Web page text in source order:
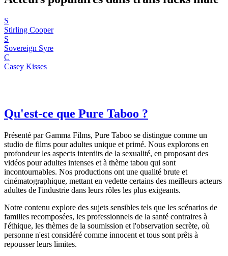
S
Stirling Cooper
S
Sovereign Syre
C
Casey Kisses
Qu'est-ce que Pure Taboo ?
Présenté par Gamma Films, Pure Taboo se distingue comme un
studio de films pour adultes unique et primé. Nous explorons en
profondeur les aspects interdits de la sexualité, en proposant des
vidéos pour adultes intenses et à thème tabou qui sont
incontournables. Nos productions ont une qualité brute et
cinématographique, mettant en vedette certains des meilleurs acteurs
adultes de l'industrie dans leurs rôles les plus exigeants.
Notre contenu explore des sujets sensibles tels que les scénarios de
familles recomposées, les professionnels de la santé contraires à
l'éthique, les thèmes de la soumission et l'observation secrète, où
personne n'est considéré comme innocent et tous sont prêts à
repousser leurs limites.